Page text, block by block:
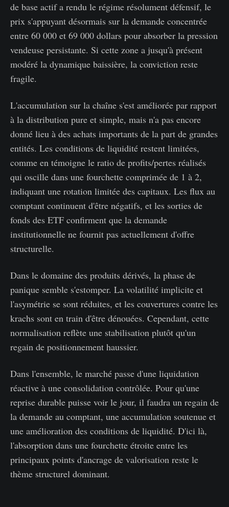
de base actif a rendu le régime résolument défensif, le
prix s'appuyant désormais sur la demande concentrée
entre 60 000 et 69 000 dollars pour absorber la pression
vendeuse persistante. Si cette zone a jusqu'à présent
modéré la dynamique baissière, la conviction reste
fragile.
L'accumulation sur la chaîne s'est améliorée par rapport
à la distribution pure et simple, mais n'a pas encore
donné lieu à des achats importants de la part de grandes
entités. Les conditions de liquidité restent limitées,
comme en témoigne le ratio de profits/pertes réalisés
qui oscille dans une fourchette comprimée de 1 à 2,
indiquant une rotation limitée des capitaux. Les flux au
comptant continuent d'être négatifs, et les sorties de
fonds des ETF confirment que la demande
institutionnelle ne fournit pas actuellement d'offre
structurelle.
Dans le domaine des produits dérivés, la phase de
panique semble s'estomper. La volatilité implicite et
l'asymétrie se sont réduites, et les couvertures contre les
krachs sont en train d'être dénouées. Cependant, cette
normalisation reflète une stabilisation plutôt qu'un
regain de positionnement haussier.
Dans l'ensemble, le marché passe d'une liquidation
réactive à une consolidation contrôlée. Pour qu'une
reprise durable puisse voir le jour, il faudra un regain de
la demande au comptant, une accumulation soutenue et
une amélioration des conditions de liquidité. D'ici là,
l'absorption dans une fourchette étroite entre les
principaux points d'ancrage de valorisation reste le
thème structurel dominant.